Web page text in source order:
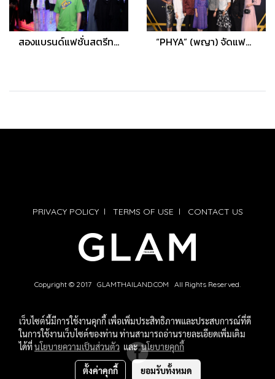
สองแบรนด์แฟชั่นสตรีทแวร์สัญชาติไทย สู่คอลเลกชั่น “matter makers X Carnival” ไอเทมชิ้นโปรดที่ต้องมี “PHYA” (พญา) จัดแฟชั่นโชว์ครั้งยิ่งใหญ่ เปิดตัวกระเป๋าคอลเลกชั่นพิเศษ “ณพัฒน์”
PRIVACY POLICYl TERMS OF USE l CONTACT US
Copyright © 2017 GLAMTHAILAND.COM All Rights Reserved.
เว็บไซต์นี้มีการใช้งานคุกกี้ เพื่อเพิ่มประสิทธิภาพและประสบการณ์ที่ดี
ในการใช้งานเว็บไซต์ของท่าน ท่านสามารถอ่านรายละเอียดเพิ่มเติม
ได้ที่นโยบายความเป็นส่วนตัว และนโยบายคุกกี้
ตั้งค่าคุกกี้ ยอมรับทั้งหมด